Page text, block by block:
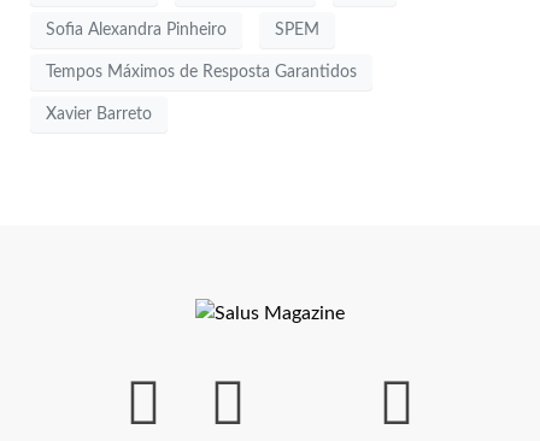
Sofia Alexandra Pinheiro SPEM
Tempos Máximos de Resposta Garantidos
Xavier Barreto